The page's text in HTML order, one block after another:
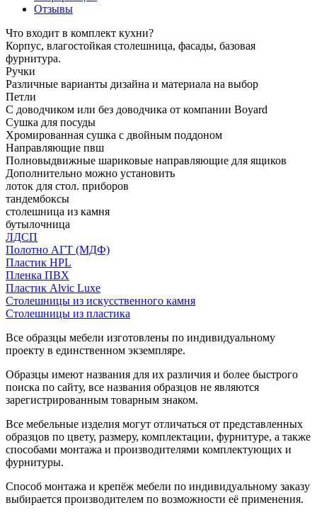
Отзывы
Что входит в комплект кухни?
Корпус, влагостойкая столешница, фасады, базовая
фурнитура.
Ручки
Различные варианты дизайна и материала на выбор
Петли
С доводчиком или без доводчика от компании Boyard
Сушка для посуды
Хромированная сушка с двойным поддоном
Направляющие пвш
Полновыдвижные шариковые направляющие для ящиков
Дополнительно можно установить
лоток для стол. приборов
тандембоксы
столешница из камня
бутылочница
ЛДСП
Полотно АГТ (МДФ)
Пластик HPL
Пленка ПВХ
Пластик Alvic Luxe
Столешницы из искусственного камня
Столешницы из пластика
Все образцы мебели изготовлены по индивидуальному
проекту в единственном экземпляре.
Образцы имеют названия для их различия и более быстрого
поиска по сайту, все названия образцов не являются
зарегистрированным товарным знаком.
Все мебельные изделия могут отличаться от представленных
образцов по цвету, размеру, комплектации, фурнитуре, а также
способами монтажа и производителями комплектующих и
фурнитуры.
Способ монтажа и крепёж мебели по индивидуальному заказу
выбирается производителем по возможности её применения.